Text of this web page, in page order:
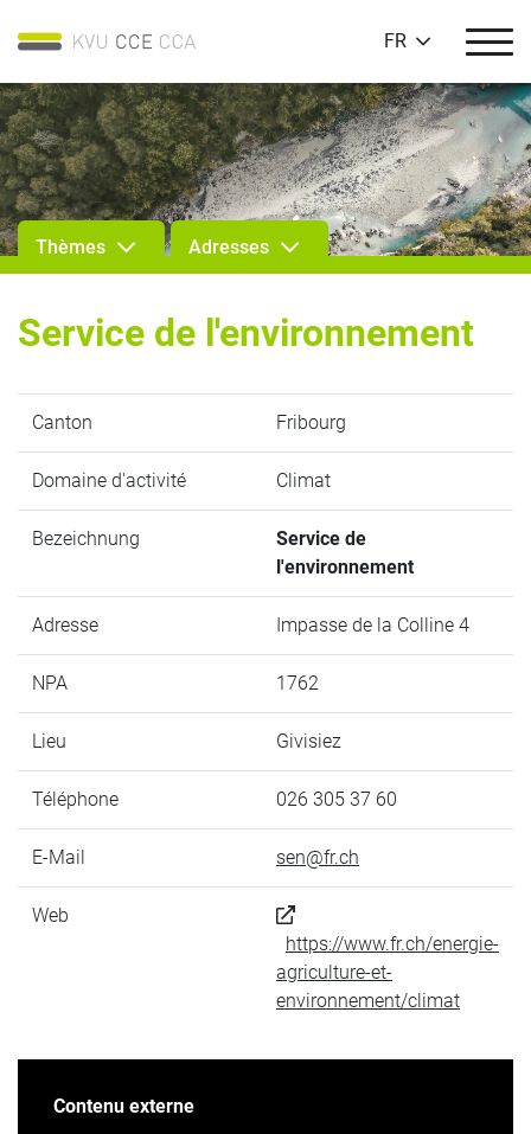
FR
Thèmes Adresses
Service de l'environnement
Canton Fribourg
Domaine d'activité Climat
Bezeichnung
Service de
l'environnement
Adresse Impasse de la Colline 4
NPA 1762
Lieu Givisiez
Téléphone 026 305 37 60
E-Mail sen@fr.ch
Web
https://www.fr.ch/energie-
agriculture-et-
environnement/climat
Contenu externe